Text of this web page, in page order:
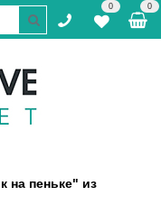
0 0
на пеньке" из